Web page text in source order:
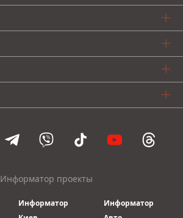
Информатор проекты
Информатор
Информатор